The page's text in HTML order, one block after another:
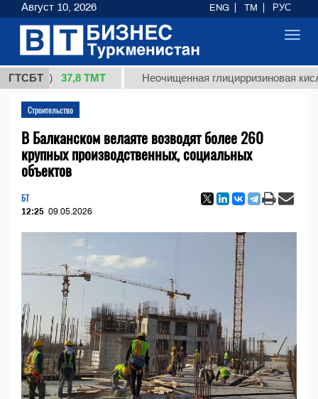
ГТСБТ
37,8 ТМТ Неочищенная глицирризиновая кислота
Строительство
В Балканском велаяте возводят более 260
крупных производственных, социальных
объектов
БТ
12:25 09.05.2026
Август 10, 2026 ENG TM РУС